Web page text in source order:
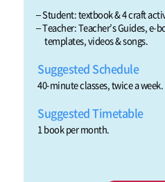
– Student: textbook & 4 craft
– Teacher: Teacher’s Guides, e-
templates, videos & songs.
Suggested Schedule
40-minute classes, twice a week.
Suggested Timetable
1 book per month.